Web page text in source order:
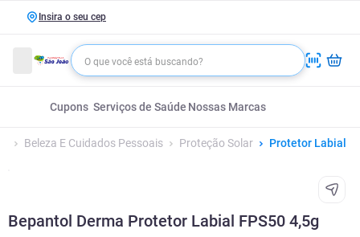
Insira o seu cep
Cupons Serviços de Saúde Nossas Marcas
Beleza E Cuidados Pessoais Proteção Solar Protetor Labial
Bepantol Derma Protetor Labial FPS50 4,5g